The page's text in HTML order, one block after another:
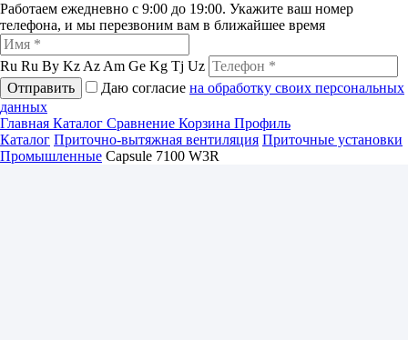
Работаем ежедневно с 9:00 до 19:00. Укажите ваш номер
телефона, и мы перезвоним вам в ближайшее время
Ru Ru By Kz Az Am Ge Kg Tj Uz
Отправить
Даю согласие на обработку своих персональных
данных
Главная Каталог Сравнение Корзина Профиль
Каталог Приточно-вытяжная вентиляция Приточные установки
Промышленные Capsule 7100 W3R